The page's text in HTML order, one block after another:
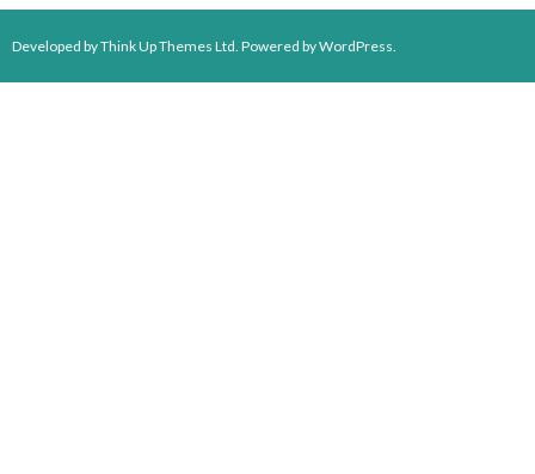
Developed byThink Up Themes Ltd. Powered byWordPress.